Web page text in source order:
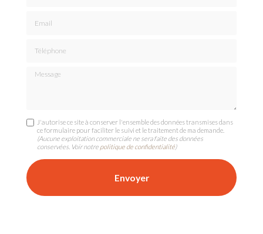
Message
J'autorise ce site à conserver l'ensemble des données transmises dans
ce formulaire pour faciliter le suivi et le traitement de ma demande.
(Aucune exploitation commerciale ne sera faite des données
conservées. Voir notre politique de confidentialité)